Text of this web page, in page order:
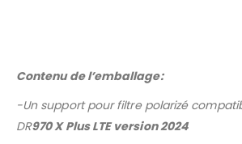
Contenu de l’emballage:
-Un support pour filtre polarizé
DR970 X Plus LTE version 2024